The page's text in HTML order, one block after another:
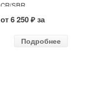
CR/SBR
от 6 250 ₽ за
Подробнее